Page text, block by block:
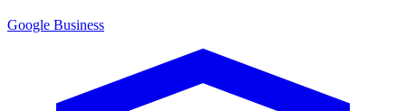
Google Business